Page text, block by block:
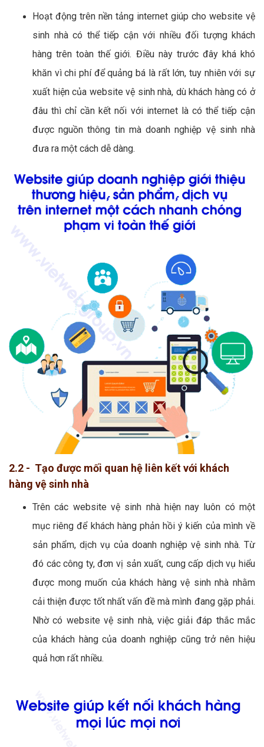
Hoạt động trên nền tảng internet giúp cho website vệ
sinh nhà có thể tiếp cận với nhiều đối tượng khách
hàng trên toàn thế giới. Điều này trước đây khá khó
khăn vì chi phí để quảng bá là rất lớn, tuy nhiên với sự
xuất hiện của website vệ sinh nhà, dù khách hàng có ở
đâu thì chỉ cần kết nối với internet là có thể tiếp cận
được nguồn thông tin mà doanh nghiệp vệ sinh nhà
đưa ra một cách dễ dàng.
2.2 - Tạo được mối quan hệ liên kết với khách
hàng vệ sinh nhà
Trên các website vệ sinh nhà hiện nay luôn có một
mục riêng để khách hàng phản hồi ý kiến của mình về
sản phẩm, dịch vụ của doanh nghiệp vệ sinh nhà. Từ
đó các công ty, đơn vị sản xuất, cung cấp dịch vụ hiểu
được mong muốn của khách hàng vệ sinh nhà nhằm
cải thiện được tốt nhất vấn đề mà mình đang gặp phải.
Nhờ có website vệ sinh nhà, việc giải đáp thắc mắc
của khách hàng của doanh nghiệp cũng trở nên hiệu
quả hơn rất nhiều.